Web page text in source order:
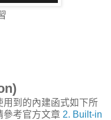
到的內建函式如下所
參考官方文章 2. Built-in